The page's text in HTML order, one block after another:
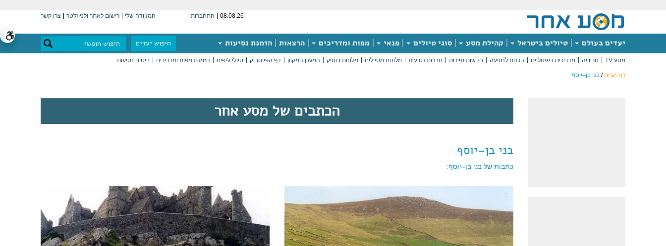
08.08.26 התחברות המזוודה שלי רישום לאתר ולניוזלטר צרו קשר
יעדים בעולם טיולים בישראל קהילת מסע סוגי טיולים פנאי מפות ומדריכים הרצאות הזמנת נסיעות חיפוש יעדים
מסע TV טריוויה מדריכים דיגיטליים הכנות לנסיעה חדשות תיירות חברות נסיעות מלונות מטיילים מלונות בוטיק המגזין המקוון דף הפייסבוק טיולי ג'יפים הזמנת מפות ומדריכים ביטוח נסיעות
דף הבית/ בני בן–יוסף
הכתבים של מסע אחר
בני בן–יוסף
כתבות של בני בן–יוסף: